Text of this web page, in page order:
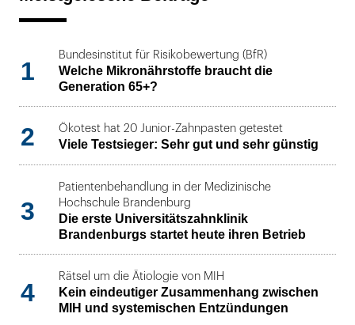
1
Bundesinstitut für Risikobewertung (BfR)
Welche Mikronährstoffe braucht die
Generation 65+?
2 Ökotest hat 20 Junior-Zahnpasten getestet
Viele Testsieger: Sehr gut und sehr günstig
3
Patientenbehandlung in der Medizinische
Hochschule Brandenburg
Die erste Universitätszahnklinik
Brandenburgs startet heute ihren Betrieb
4
Rätsel um die Ätiologie von MIH
Kein eindeutiger Zusammenhang zwischen
MIH und systemischen Entzündungen